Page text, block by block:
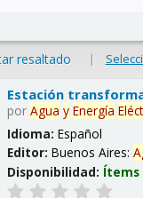
resaltado |
Estación
porAgua y Energía
Idioma:Español
Editor:Buenos Aires:
Disponibilidad: